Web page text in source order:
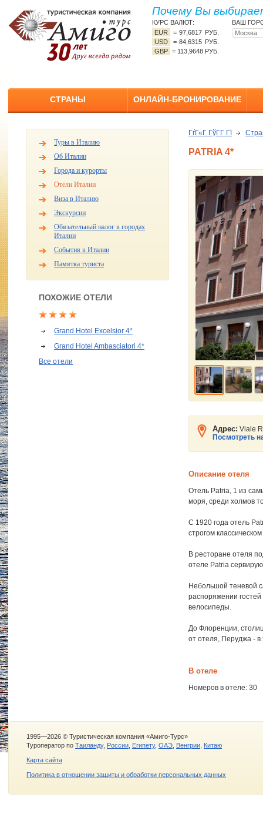
Почему Вы
КУРС ВАЛЮТ:
EUR
=97,6817 РУБ.
USD
=84,6315 РУБ.
GBP = 113,9648 РУБ.
ВАШ
СТРАНЫ ОНЛАЙН-БРОНИРОВАНИЕ
Туры в Италию
Об Италии
Города и курорты
Отели Италии
Виза в Италию
Экскурсии
Обязательный налог в городах
Италии
События в Италии
Памятка туриста
ПОХОЖИЕ ОТЕЛИ
Grand Hotel Excelsior 4*
Grand Hotel Ambasciatori 4*
Все отели
ГѓГ«Г ГўГ­Г Гї
PATRIA 4*
Адрес: Viale
Посмотреть
Описание отеля
Отель Patria, 1 из
моря, среди холмов
С 1920 года отель
строгом
В ресторане отеля
отеле Patria
Небольшой теневой
распоряжении
велосипеды.
До Флоренции,
от отеля, Перуджа - в
В отеле
Номеров в отеле: 30
1995—2026 © Туристическая компания «Амиго-Турс»
Туроператор по Таиланду, России Египету, ОАЭ Венгрии Китаю
Карта сайта
Политика в отношении защиты и обработки персональных данных